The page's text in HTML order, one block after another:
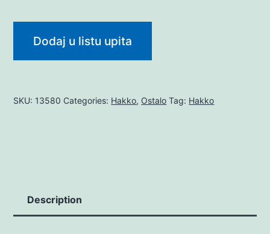
Dodaj u listu upita
SKU: 13580 Categories: Hakko, Ostalo Tag: Hakko
Description